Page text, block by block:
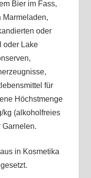
Bier im Fass,
Marmeladen,
oder
oder Lake
für
Höchstmenge
kg (alkoholfreies
Garnelen.
in Kosmetika